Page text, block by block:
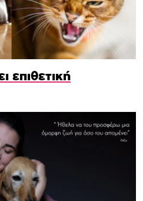
επιθετική